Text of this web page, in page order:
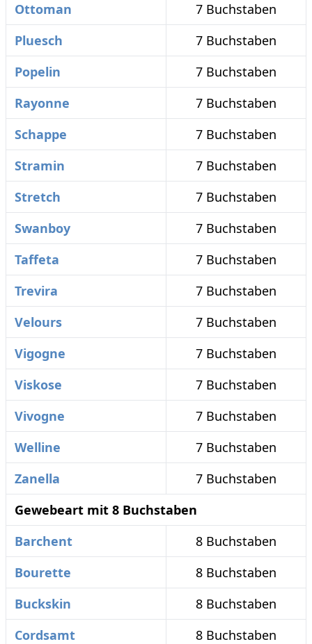
Ottoman
7 Buchstaben
Pluesch
7 Buchstaben
Popelin
7 Buchstaben
Rayonne
7 Buchstaben
Schappe
7 Buchstaben
Stramin
7 Buchstaben
Stretch
7 Buchstaben
Swanboy
7 Buchstaben
Taffeta
7 Buchstaben
Trevira
7 Buchstaben
Velours
7 Buchstaben
Vigogne
7 Buchstaben
Viskose
7 Buchstaben
Vivogne
7 Buchstaben
Welline
7 Buchstaben
Zanella
7 Buchstaben
Gewebeart mit 8 Buchstaben
Barchent
8 Buchstaben
Bourette
8 Buchstaben
Buckskin
8 Buchstaben
Cordsamt
8 Buchstaben